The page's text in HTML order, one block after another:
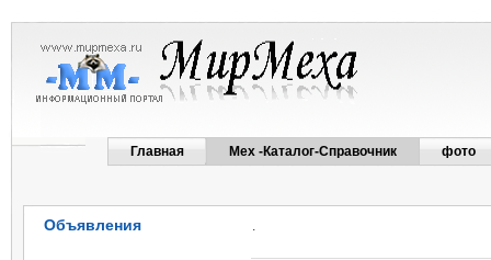
Главная Мех -Каталог-Справочник фото
Объявления .